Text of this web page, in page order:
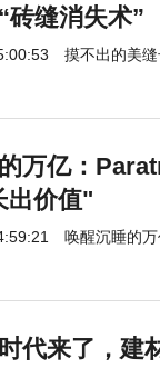
砖缝消失术”
摸不出的美
万亿：
出价值"
唤醒沉睡的
时代来了，